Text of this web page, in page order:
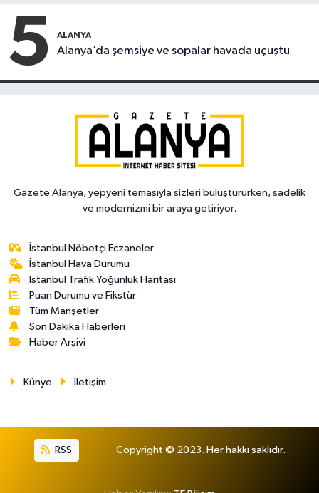
5 ALANYA
Alanya’da şemsiye ve sopalar havada uçuştu
Gazete Alanya, yepyeni temasıyla sizleri buluştururken, sadelik
ve modernizmi bir araya getiriyor.
İstanbul Nöbetçi Eczaneler
İstanbul Hava Durumu
İstanbul Trafik Yoğunluk Haritası
Puan Durumu ve Fikstür
Tüm Manşetler
Son Dakika Haberleri
Haber Arşivi
Künye İletişim
RSS Copyright © 2023. Her hakkı saklıdır.